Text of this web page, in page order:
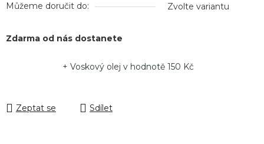
Můžeme doručit do: Zvolte variantu
Zdarma od nás dostanete
+ Voskový olej v hodnotě 150 Kč
Zeptat se Sdílet